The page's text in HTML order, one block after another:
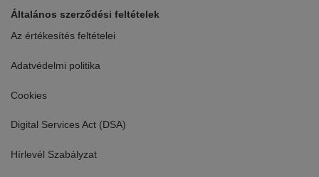
Általános szerződési feltételek
Az értékesítés feltételei
Adatvédelmi politika
Cookies
Digital Services Act (DSA)
Hírlevél Szabályzat